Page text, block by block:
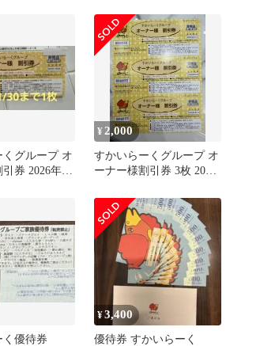
くグループ オ
券 2026年11
¥ 2,000
すかいらーくグループ オ
ーナー様割引券 3枚 2026
く優待券
¥3,400
優待券 すかいらーく